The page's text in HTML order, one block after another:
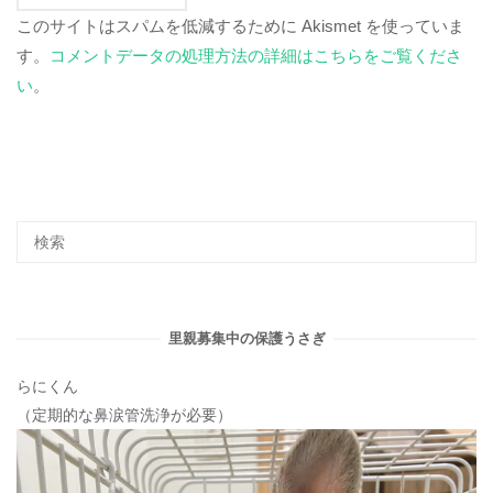
このサイトはスパムを低減するために Akismet を使っていま
す。
コメントデータの処理方法の詳細はこちらをご覧くださ
い。
里親募集中の保護うさぎ
らにくん
（定期的な鼻涙管洗浄が必要）